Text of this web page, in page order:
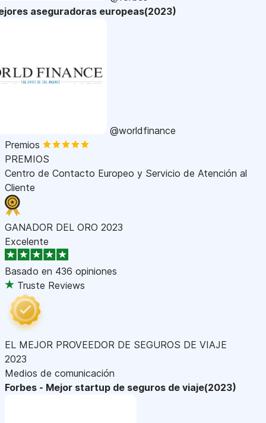
aseguradoras europeas(2023)
@worldfinance
Premios
PREMIOS
Centro de Contacto Europeo y Servicio de Atención al
Cliente
GANADOR DEL ORO 2023
Excelente
Basado en 436 opiniones
Truste Reviews
EL MEJOR PROVEEDOR DE SEGUROS DE VIAJE
2023
Medios de comunicación
Forbes - Mejor startup de seguros de viaje(2023)